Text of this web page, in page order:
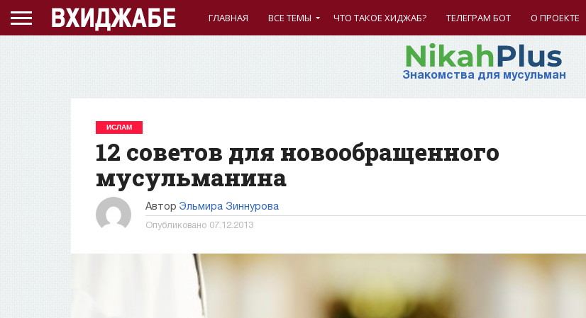
ГЛАВНАЯ ВСЕ ТЕМЫ ЧТО ТАКОЕ ХИДЖАБ? ТЕЛЕГРАМ БОТ О ПРОЕКТЕ
Знакомства для мусульман
ИСЛАМ
12 советов для новообращенного
мусульманина
Автор Эльмира Зиннурова
Опубликовано 07.12.2013